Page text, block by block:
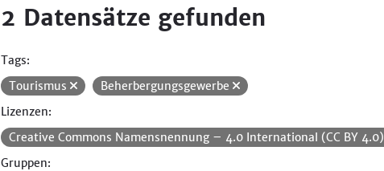
2 Datensätze gefunden
Tags:
Tourismus
Beherbergungsgewerbe
Lizenzen:
Creative Commons Namensnennung – 4.0 International (CC BY 4.0)
Gruppen: